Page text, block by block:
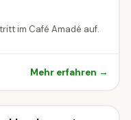
im Café Amadé auf.
Mehr erfahren →